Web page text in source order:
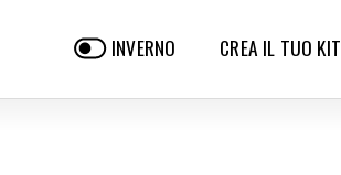
INVERNO CREA IL TUO KIT